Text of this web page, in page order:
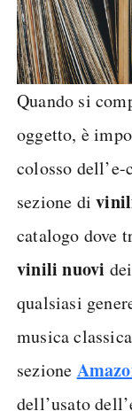
Quando si
oggetto, è
colosso
sezione di
catalogo dove
vinili nuovi
qualsiasi
musica
sezione
dell’usato